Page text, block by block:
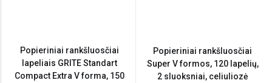
Popieriniai rankšluosčiai
lapeliais GRITE Standart
Compact Extra V forma, 150
Popieriniai rankšluosčiai
Super V formos, 120 lapelių,
2 sluoksniai, celiuliozė